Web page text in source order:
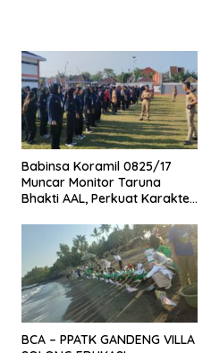
Babinsa Koramil 0825/17
Muncar Monitor Taruna
Bhakti AAL, Perkuat Karakter
Sekolah Rakyat
BCA – PPATK GANDENG VILLA